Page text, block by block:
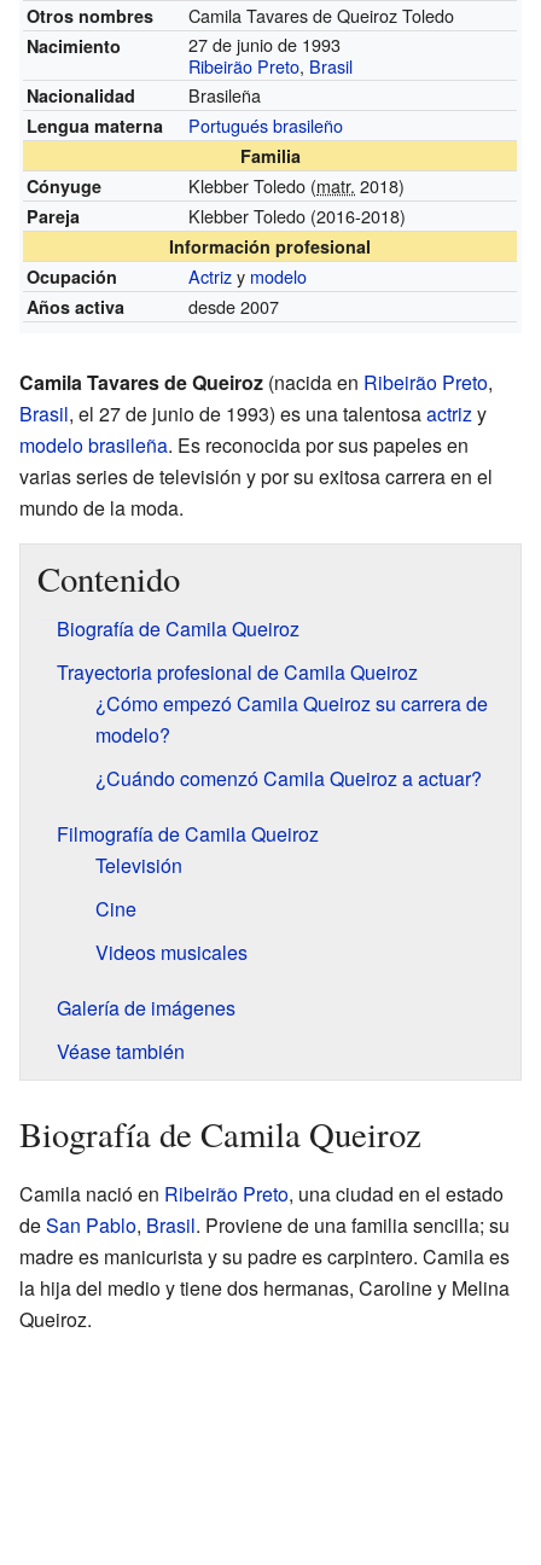
Otros nombres Camila Tavares de Queiroz Toledo
Nacimiento
27 de junio de 1993
Ribeirão Preto, Brasil
Nacionalidad Brasileña
Lengua materna Portugués brasileño
Familia
Cónyuge
Klebber Toledo (matr. 2018)
Pareja Klebber Toledo (2016-2018)
Información profesional
Ocupación
Actrizy modelo
Años activa desde 2007
Camila Tavares de Queiroz (nacida en Ribeirão Preto,
Brasil, el 27 de junio de 1993) es una talentosaactrizy
modelobrasileña. Es reconocida por sus papeles en
varias series de televisión y por su exitosa carrera en el
mundo de la moda.
Contenido
Biografía de Camila Queiroz
Trayectoria profesional de Camila Queiroz
¿Cómo empezó Camila Queiroz su carrera de
modelo?
¿Cuándo comenzó Camila Queiroz a actuar?
Filmografía de Camila Queiroz
Televisión
Cine
Videos musicales
Galería de imágenes
Véase también
Biografía de Camila Queiroz
Camila nació en Ribeirão Preto, una ciudad en el estado
deSan Pablo, Brasil. Proviene de una familia sencilla; su
madre es manicurista y su padre es carpintero. Camila es
la hija del medio y tiene dos hermanas, Caroline y Melina
Queiroz.